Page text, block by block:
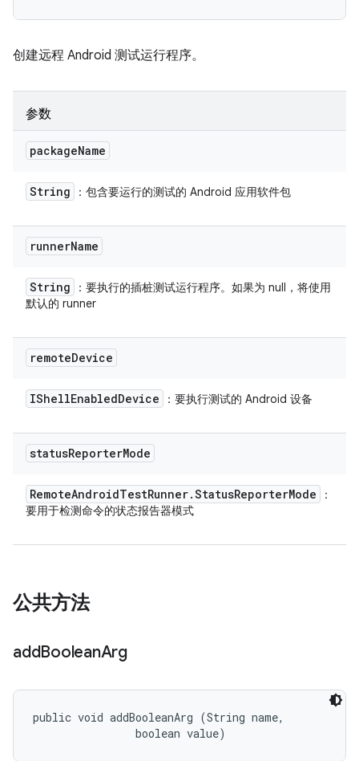
创建远程 Android 测试运行程序。
参数
packageName
String ：包含要运行的测试的 Android 应用软件包
runnerName
String
：要执行的插桩测试运行程序。如果为 null，将使用
默认的 runner
remoteDevice
IShellEnabledDevice ：要执行测试的 Android 设备
statusReporterMode
RemoteAndroidTestRunner.StatusReporterMode
：
要用于检测命令的状态报告器模式
公共方法
addBooleanArg
public void addBooleanArg (String name,
                boolean value)